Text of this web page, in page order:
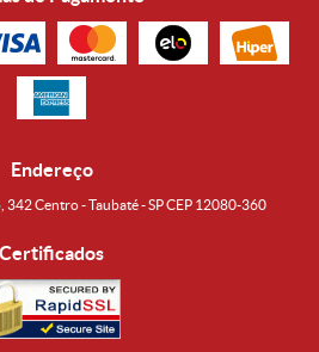
Endereço
342 Centro - Taubaté - SP CEP 12080-360
Certificados